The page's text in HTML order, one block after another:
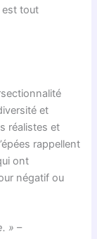
est tout
et
réalistes et
rappellent
ont
négatif ou
» –